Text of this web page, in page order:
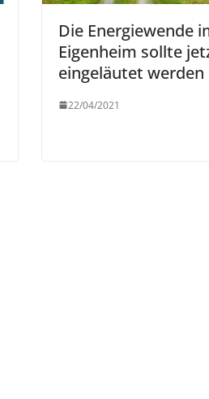
Die Energiewende
Eigenheim sollte
eingeläutet werden
22/04/2021